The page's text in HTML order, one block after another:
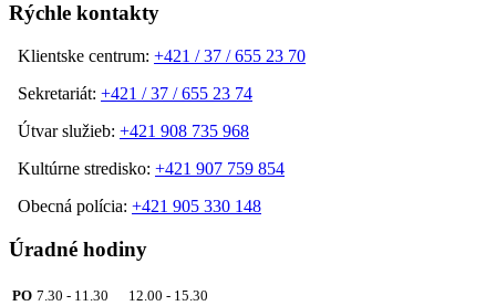
Rýchle kontakty
Klientske centrum: +421 / 37 / 655 23 70
Sekretariát: +421 / 37 / 655 23 74
Útvar služieb: +421 908 735 968
Kultúrne stredisko: +421 907 759 854
Obecná polícia: +421 905 330 148
Úradné hodiny
PO 7.30 - 11.30 12.00 - 15.30